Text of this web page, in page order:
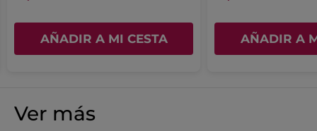
AÑADIR A MI CESTA AÑADIR A
Ver más